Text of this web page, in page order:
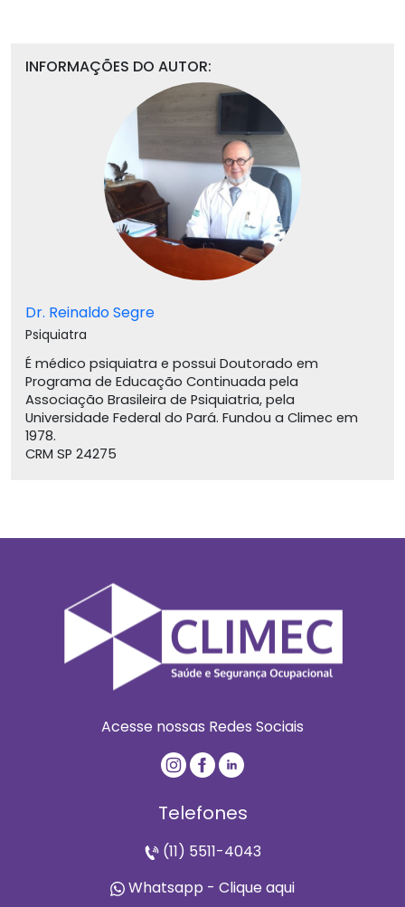
INFORMAÇÕES DO AUTOR:
Dr. Reinaldo Segre
Psiquiatra
É médico psiquiatra e possui Doutorado em
Programa de Educação Continuada pela
Associação Brasileira de Psiquiatria, pela
Universidade Federal do Pará. Fundou a Climec em
1978.
CRM SP 24275
Acesse nossas Redes Sociais
Telefones
(11) 5511-4043
Whatsapp - Clique aqui